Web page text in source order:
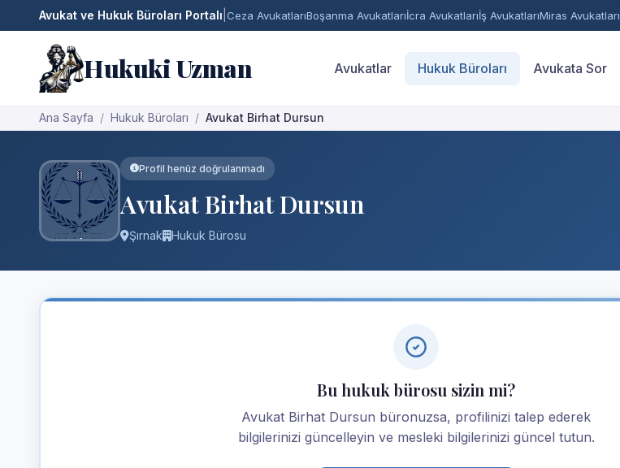
Avukat ve Hukuk Büroları Portalı Ceza AvukatlarıBoşanma Avukatlarıİcra Avukatlarıİş AvukatlarıMiras Avukatları
Hukuki Uzman Avukatlar Hukuk Büroları Avukata Sor
Ana Sayfa Hukuk Büroları Avukat Birhat Dursun
Profil henüz doğrulanmadı
Avukat Birhat Dursun
Şırnak Hukuk Bürosu
Bu hukuk bürosu sizin mi?
Avukat Birhat Dursun büronuzsa, profilinizi talep ederek
bilgilerinizi güncelleyin ve mesleki bilgilerinizi güncel tutun.